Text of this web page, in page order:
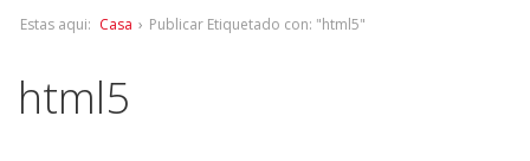
Estas aqui: Casa › Publicar Etiquetado con: "html5"
html5